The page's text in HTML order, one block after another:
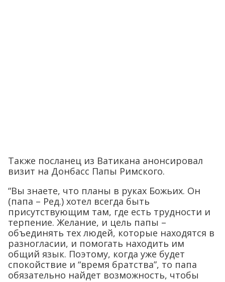
Также посланец из Ватикана анонсировал
визит на Донбасс Папы Римского.
“Вы знаете, что планы в руках Божьих. Он
(папа – Ред.) хотел всегда быть
присутствующим там, где есть трудности и
терпение. Желание, и цель папы –
объединять тех людей, которые находятся в
разногласии, и помогать находить им
общий язык. Поэтому, когда уже будет
спокойствие и “время братства”, то папа
обязательно найдет возможность, чтобы